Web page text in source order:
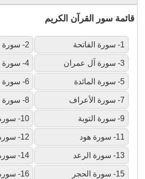
قائمة سور القرآن الكريم
1- سورة الفاتحة 2- سورة البقرة
3- سورة آل عمران 4- سورة النساء
5- سورة المائدة 6- سورة الأنعام
7- سورة الأعراف 8- سورة الأنفال
9- سورة التوبة 10- سورة يونس
11- سورة هود 12- سورة يوسف
13- سورة الرعد 14- سورة إبراهيم
15- سورة الحجر 16- سورة النحل